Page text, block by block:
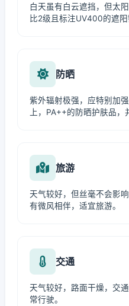
白天虽有白云遮挡，但太
比2级且标注UV400的遮阳
防晒
紫外辐射极强，应特别加
上，PA++的防晒护肤品，
旅游
天气较好，但丝毫不会影
有微风相伴，适宜旅游。
交通
天气较好，路面干燥，交
常行驶。